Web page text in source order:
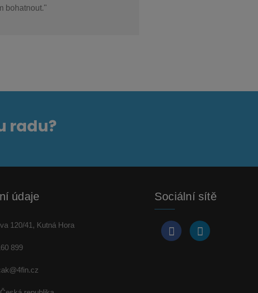
bohatnout."
radu?
údaje
120/41, Kutná Hora
899
Sociální sítě